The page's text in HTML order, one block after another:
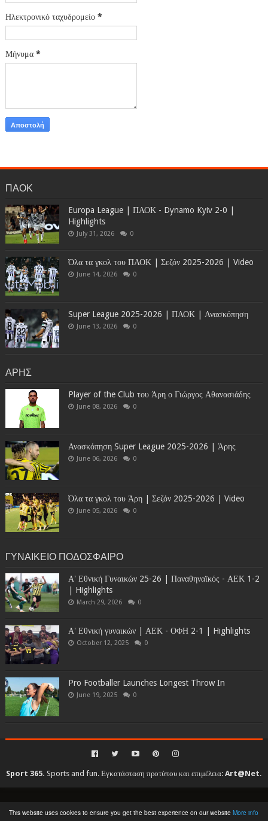
This website uses cookies to ensure you get the best experience on our website More info
Ηλεκτρονικό ταχυδρομείο *
Μήνυμα *
ΠΑΟΚ
Europa League | ΠΑΟΚ - Dynamo Kyiv 2-0 |
Highlights
July 31, 2026 0
Όλα τα γκολ του ΠΑΟΚ | Σεζόν 2025-2026 | Video
June 14, 2026 0
Super League 2025-2026 | ΠΑΟΚ | Ανασκόπηση
June 13, 2026 0
ΑΡΗΣ
Player of the Club του Άρη ο Γιώργος Αθανασιάδης
June 08, 2026 0
Ανασκόπηση Super League 2025-2026 | Άρης
June 06, 2026 0
Όλα τα γκολ του Άρη | Σεζόν 2025-2026 | Video
June 05, 2026 0
ΓΥΝΑΙΚΕΙΟ ΠΟΔΟΣΦΑΙΡΟ
Α' Εθνική Γυναικών 25-26 | Παναθηναϊκός - ΑΕΚ 1-2
| Highlights
March 29, 2026 0
Α' Εθνική γυναικών | ΑΕΚ - ΟΦΗ 2-1 | Highlights
October 12, 2025 0
Pro Footballer Launches Longest Throw In
June 19, 2025 0
Sport 365. Sports and fun. Εγκατάσταση προτύπου και επιμέλεια:Art@Net.